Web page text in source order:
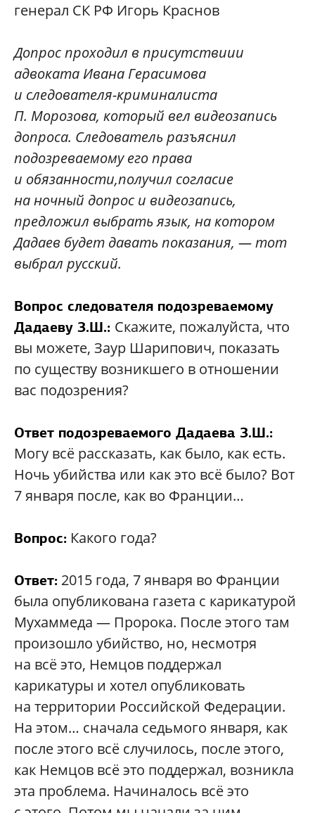
генерал СК РФ Игорь Краснов
Допрос проходил в присутствиии
адвоката Ивана Герасимова
и следователя-криминалиста
П. Морозова, который вел видеозапись
допроса. Следователь разъяснил
подозреваемому его права
и обязанности,получил согласие
на ночный допрос и видеозапись,
предложил выбрать язык, на котором
Дадаев будет давать показания, — тот
выбрал русский.
Вопрос следователя подозреваемому
Дадаеву З.Ш.: Скажите, пожалуйста, что
вы можете, Заур Шарипович, показать
по существу возникшего в отношении
вас подозрения?
Ответ подозреваемого Дадаева З.Ш.:
Могу всё рассказать, как было, как есть.
Ночь убийства или как это всё было? Вот
7 января после, как во Франции…
Вопрос: Какого года?
Ответ: 2015 года, 7 января во Франции
была опубликована газета с карикатурой
Мухаммеда — Пророка. После этого там
произошло убийство, но, несмотря
на всё это, Немцов поддержал
карикатуры и хотел опубликовать
на территории Российской Федерации.
На этом… сначала седьмого января, как
после этого всё случилось, после этого,
как Немцов всё это поддержал, возникла
эта проблема. Начиналось всё это